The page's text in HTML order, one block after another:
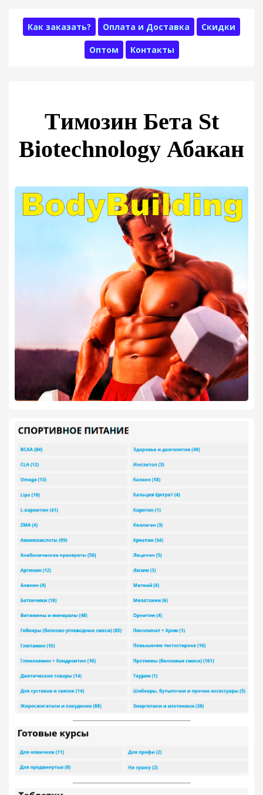
Как заказать? Оплата и Доставка Скидки
Оптом Контакты
Tимозин Бета St
Biotechnology Абакан